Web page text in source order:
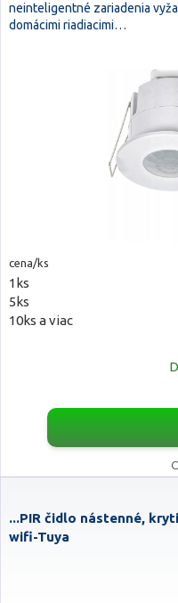
neinteligentné zariadenia
domácimi riadiacimi…
cena/ks
1ks
5ks
10ks a viac
...PIR čidlo nástenné,
wifi-Tuya